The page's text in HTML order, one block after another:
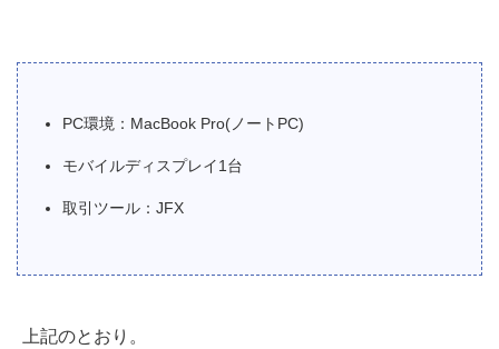
PC環境：MacBook Pro(ノートPC)
モバイルディスプレイ1台
取引ツール：JFX
上記のとおり。